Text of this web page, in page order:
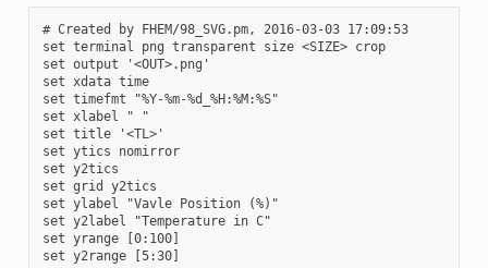
# Created by FHEM/98_SVG.pm, 2016-03-03 17:09:53
set terminal png transparent size <SIZE> crop
set output '<OUT>.png'
set xdata time
set timefmt "%Y-%m-%d_%H:%M:%S"
set xlabel " "
set title '<TL>'
set ytics nomirror
set y2tics
set grid y2tics
set ylabel "Vavle Position (%)"
set y2label "Temperature in C"
set yrange [0:100]
set y2range [5:30]